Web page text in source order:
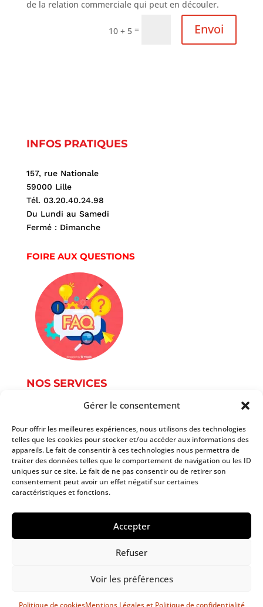
Gérer le consentement
Pour offrir les meilleures expériences, nous utilisons des technologies
telles que les cookies pour stocker et/ou accéder aux informations des
appareils. Le fait de consentir à ces technologies nous permettra de
traiter des données telles que le comportement de navigation ou les ID
uniques sur ce site. Le fait de ne pas consentir ou de retirer son
consentement peut avoir un effet négatif sur certaines
caractéristiques et fonctions.
Accepter
Refuser
Voir les préférences
Politique de cookiesMentions Légales et Politique de confidentialité
de la relation commerciale qui peut en découler.
10 + 5 = Envoi
INFOS PRATIQUES
157, rue Nationale
59000 Lille
Tél. 03.20.40.24.98
Du Lundi au Samedi
Fermé : Dimanche
FOIRE AUX QUESTIONS
NOS SERVICES
Services informatique
Services du document
Autres services
Tarifs
Copyright 2025 AtoutPoint Services
Mentions légales et politique de confidentialité